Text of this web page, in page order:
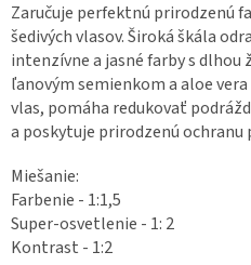
Zaručuje perfektnú prirodzenú
šedivých vlasov. Široká škála
intenzívne a jasné farby s
ľanovým semienkom a aloe
vlas, pomáha redukovať
a poskytuje prirodzenú ochranu
Miešanie:
Farbenie - 1:1,5
Super-osvetlenie - 1: 2
Kontrast - 1:2